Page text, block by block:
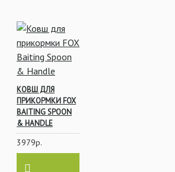
КОВШ ДЛЯ
ПРИКОРМКИ FOX
BAITING SPOON
& HANDLE
3979р.